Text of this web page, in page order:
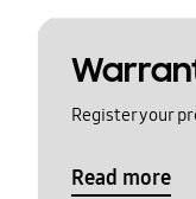
Register your
Read more